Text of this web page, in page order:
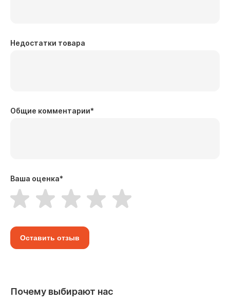
Недостатки товара
Общие комментарии*
Ваша оценка*
Оставить отзыв
Почему выбирают нас